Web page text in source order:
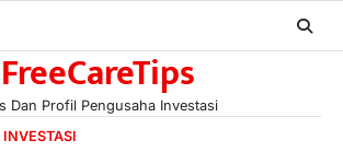
FreeCareTips
Dan Profil Pengusaha Investasi
INVESTASI